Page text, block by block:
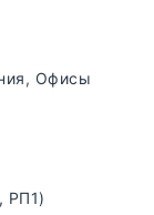
, Офисы
РП1)